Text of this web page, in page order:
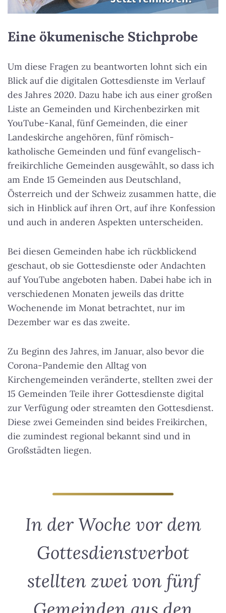
Eine ökumenische Stichprobe
Um diese Fragen zu beantworten lohnt sich ein
Blick auf die digitalen Gottesdienste im Verlauf
des Jahres 2020. Dazu habe ich aus einer großen
Liste an Gemeinden und Kirchenbezirken mit
YouTube-Kanal, fünf Gemeinden, die einer
Landeskirche angehören, fünf römisch-
katholische Gemeinden und fünf evangelisch-
freikirchliche Gemeinden ausgewählt, so dass ich
am Ende 15 Gemeinden aus Deutschland,
Österreich und der Schweiz zusammen hatte, die
sich in Hinblick auf ihren Ort, auf ihre Konfession
und auch in anderen Aspekten unterscheiden.
Bei diesen Gemeinden habe ich rückblickend
geschaut, ob sie Gottesdienste oder Andachten
auf YouTube angeboten haben. Dabei habe ich in
verschiedenen Monaten jeweils das dritte
Wochenende im Monat betrachtet, nur im
Dezember war es das zweite.
Zu Beginn des Jahres, im Januar, also bevor die
Corona-Pandemie den Alltag von
Kirchengemeinden veränderte, stellten zwei der
15 Gemeinden Teile ihrer Gottesdienste digital
zur Verfügung oder streamten den Gottesdienst.
Diese zwei Gemeinden sind beides Freikirchen,
die zumindest regional bekannt sind und in
Großstädten liegen.
In der Woche vor dem
Gottesdienstverbot
stellten zwei von fünf